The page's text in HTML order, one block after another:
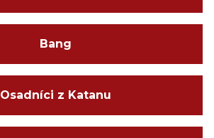
Bang
Osadníci z Katanu